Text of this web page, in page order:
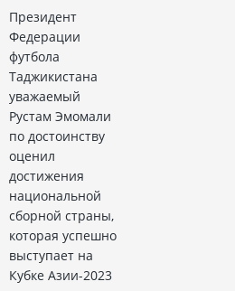
Президент
Федерации
футбола
Таджикистана
уважаемый
Рустам Эмомали
по достоинству
оценил
достижения
национальной
сборной страны,
которая успешно
выступает на
Кубке Азии-2023